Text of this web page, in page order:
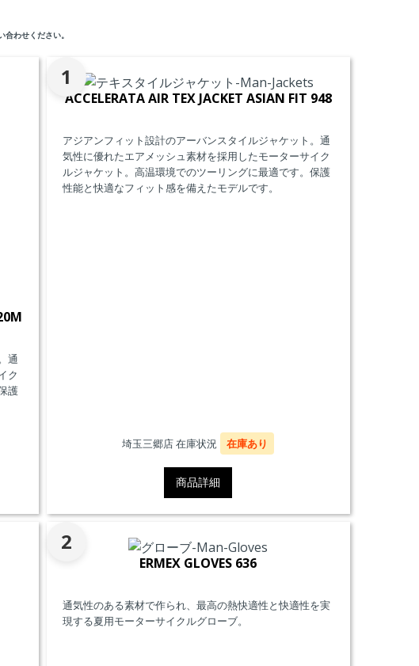
わせください。
通
ク
護
1
ACCELERATA AIR TEX JACKET ASIAN FIT 948
アジアンフィット設計のアーバンスタイルジャケット。通
気性に優れたエアメッシュ素材を採用したモーターサイク
ルジャケット。高温環境でのツーリングに最適です。保護
性能と快適なフィット感を備えたモデルです。
埼玉三郷店 在庫状況 在庫あり
商品詳細
2
ERMEX GLOVES 636
通気性のある素材で作られ、最高の熱快適性と快適性を実
現する夏用モーターサイクルグローブ。